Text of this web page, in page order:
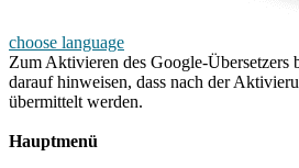
choose language
Zum Aktivieren des Google-Übersetzers
darauf hinweisen, dass nach der
übermittelt werden.
Hauptmenü